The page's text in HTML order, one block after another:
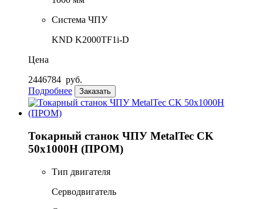
Система ЧПУ
KND K2000TF1i-D
Цена
2446784 руб.
Подробнее
Заказать
Токарный станок ЧПУ MetalTec CK
50x1000H (ПРОМ)
Тип двигателя
Серводвигатель